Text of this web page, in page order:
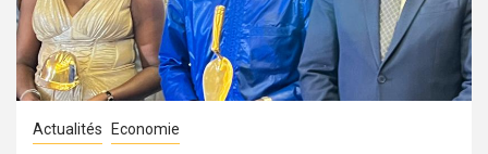
Actualités Economie